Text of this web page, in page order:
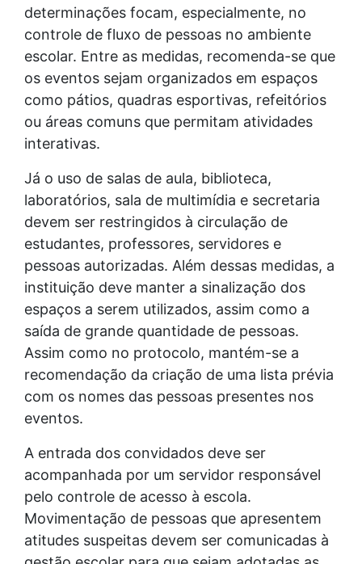
determinações focam, especialmente, no
controle de fluxo de pessoas no ambiente
escolar. Entre as medidas, recomenda-se que
os eventos sejam organizados em espaços
como pátios, quadras esportivas, refeitórios
ou áreas comuns que permitam atividades
interativas.
Já o uso de salas de aula, biblioteca,
laboratórios, sala de multimídia e secretaria
devem ser restringidos à circulação de
estudantes, professores, servidores e
pessoas autorizadas. Além dessas medidas, a
instituição deve manter a sinalização dos
espaços a serem utilizados, assim como a
saída de grande quantidade de pessoas.
Assim como no protocolo, mantém-se a
recomendação da criação de uma lista prévia
com os nomes das pessoas presentes nos
eventos.
A entrada dos convidados deve ser
acompanhada por um servidor responsável
pelo controle de acesso à escola.
Movimentação de pessoas que apresentem
atitudes suspeitas devem ser comunicadas à